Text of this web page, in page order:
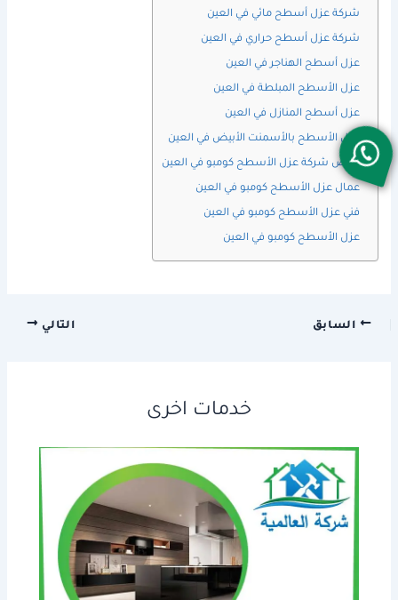
شركة عزل أسطح مائي في العين
شركة عزل أسطح حراري في العين
عزل أسطح الهناجر في العين
عزل الأسطح المبلطة في العين
عزل أسطح المنازل في العين
عزل الأسطح بالأسمنت الأبيض في العين
أرخص شركة عزل الأسطح كومبو في العين
عمال عزل الأسطح كومبو في العين
فني عزل الأسطح كومبو في العين
عزل الأسطح كومبو في العين
السابق التالي
خدمات اخرى